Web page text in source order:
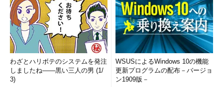
わざとハリボテのシステムを発注
しましたね――黒い三人の男 (1/
3)
WSUSによるWindows 10の機能
更新プログラムの配布－バージョ
ン1909版－